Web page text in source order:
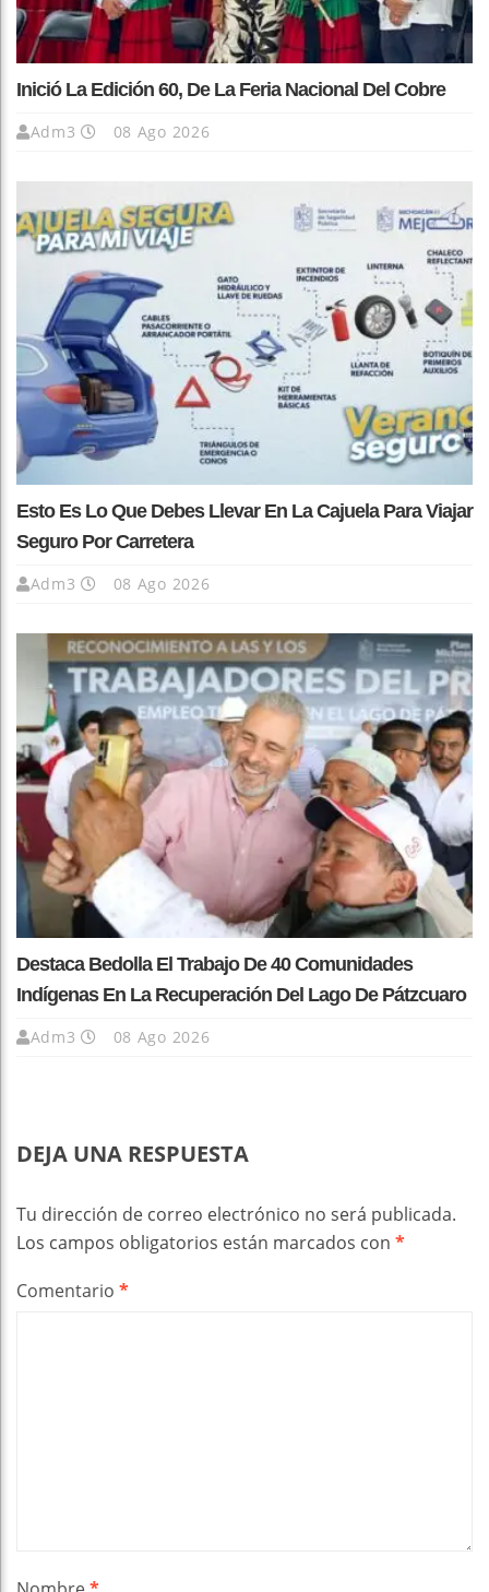
Inició La Edición 60, De La Feria Nacional Del Cobre
Adm3 08 Ago 2026
Esto Es Lo Que Debes Llevar En La Cajuela Para Viajar
Seguro Por Carretera
Adm3 08 Ago 2026
Destaca Bedolla El Trabajo De 40 Comunidades
Indígenas En La Recuperación Del Lago De Pátzcuaro
Adm3 08 Ago 2026
DEJA UNA RESPUESTA
Tu dirección de correo electrónico no será publicada.
Los campos obligatorios están marcados con *
Comentario *